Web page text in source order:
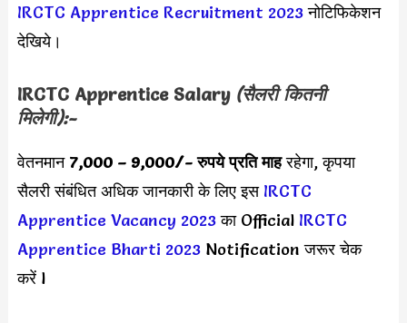
IRCTC Apprentice Recruitment 2023नोटिफिकेशन
देखिये।
IRCTC Apprentice Salary (सैलरी कितनी
मिलेगी):-
वेतनमान 7,000 – 9,000/- रुपये प्रति माहरहेगा, कृपया
सैलरी संबंधित अधिक जानकारी के लिए इस IRCTC
Apprentice Vacancy 2023का Official IRCTC
Apprentice Bharti 2023Notification जरूर चेक
करें l